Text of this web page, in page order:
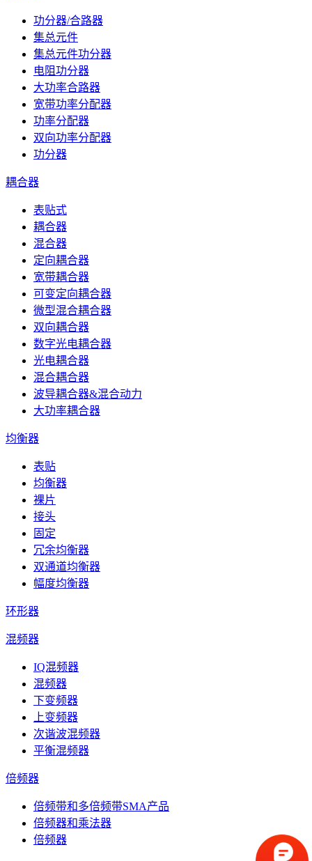
功分器/合路器
集总元件
集总元件功分器
电阻功分器
大功率合路器
宽带功率分配器
功率分配器
双向功率分配器
功分器
耦合器
表贴式
耦合器
混合器
定向耦合器
宽带耦合器
可变定向耦合器
微型混合耦合器
双向耦合器
数字光电耦合器
光电耦合器
混合耦合器
波导耦合器&混合动力
大功率耦合器
均衡器
表贴
均衡器
裸片
接头
固定
冗余均衡器
双通道均衡器
幅度均衡器
环形器
混频器
IQ混频器
混频器
下变频器
上变频器
次谐波混频器
平衡混频器
倍频器
倍频带和多倍频带SMA产品
倍频器和乘法器
倍频器